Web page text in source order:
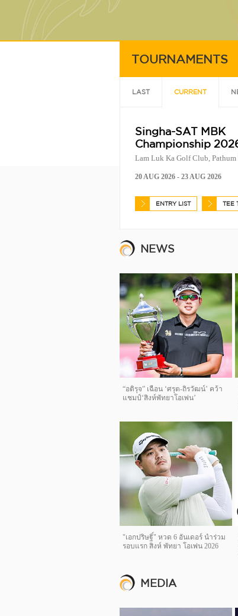
TOURNAMENTS
LAST CURRENT
Singha-SAT MBK
Championship
Lam Luk Ka Golf Club, Pathum
20 AUG 2026 - 23 AUG 2026
ENTRY LIST TEE
NEWS
“อติรุจ” เฉือน ‘ศรุต-ถิรวัฒน์’ คว้า
แชมป์‘สิงห์พัทยาโอเพ่น’
"เอกปริษฐิ์" หวด 6 อันเดอร์ นำร่วม
รอบแรก สิงห์ พัทยา โอเพ่น 2026
MEDIA